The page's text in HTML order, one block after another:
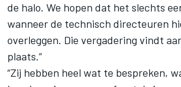
de halo. We hopen dat het slechts
wanneer de technisch directeuren
overleggen. Die vergadering vindt
plaats.”
“Zij hebben heel wat te bespreken,